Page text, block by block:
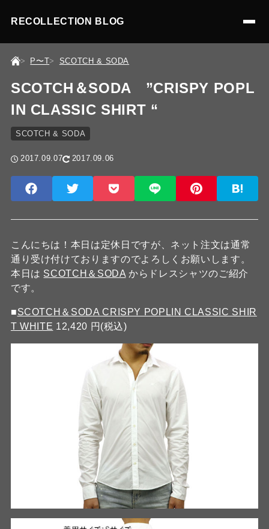
RECOLLECTION BLOG
P〜T SCOTCH & SODA
SCOTCH＆SODA ”CRISPY POPL
IN CLASSIC SHIRT “
SCOTCH & SODA
2017.09.07 2017.09.06
こんにちは！本日は定休日ですが、ネット注文は通常
通り受け付けておりますのでよろしくお願いします。
本日は SCOTCH＆SODA からドレスシャツのご紹介
です。
■SCOTCH＆SODA CRISPY POPLIN CLASSIC SHIR
T WHITE 12,420 円(税込)